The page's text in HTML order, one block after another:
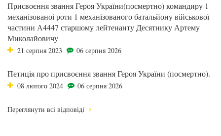
Присвоєння звання Героя України(посмертно) командиру 1
механізованоі роти 1 механізованого батальйону військової
частини А4447 старшому лейтенанту Десятнику Артему
Миколайовичу
21 серпня 2023 06 серпня 2026
Петиція про присвоєння звання Героя України (посмертно).
08 лютого 2024 06 серпня 2026
Переглянути всі відповіді